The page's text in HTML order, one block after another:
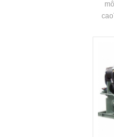
Đơn
theo
đó là
Ứng
viện,